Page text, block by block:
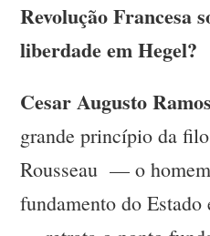
Revolução Francesa
liberdade em Hegel?
Cesar Augusto
grande princípio da
Rousseau — o
fundamento do